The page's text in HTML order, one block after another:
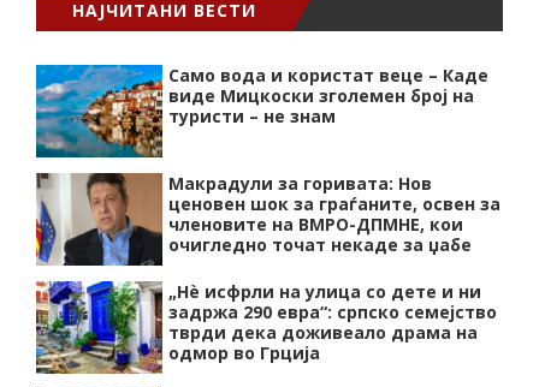
НАЈЧИТАНИ ВЕСТИ
Само вода и користат веце – Каде
виде Мицкоски зголемен број на
туристи – не знам
Макрадули за горивата: Нов
ценовен шок за граѓаните, освен за
членовите на ВМРО-ДПМНЕ, кои
очигледно точат некаде за џабе
„Нѐ исфрли на улица со дете и ни
задржа 290 евра“: српско семејство
тврди дека доживеало драма на
одмор во Грција